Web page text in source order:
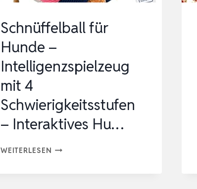
Schnüffelball für
Hunde –
Intelligenzspielzeug
mit 4
Schwierigkeitsstufen
– Interaktives Hu…
WEITERLESEN SCHNÜFFELBALL